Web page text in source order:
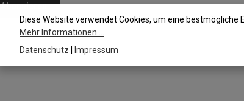
Abonnieren
Diese Website verwendet Cookies, um eine bestmögliche
Mehr Informationen ...
Datenschutz
Impressum